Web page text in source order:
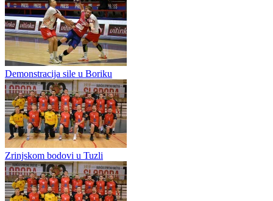
Bruka bh. rukometa: Posljednje kolo nije posljednje
Rukometni šampionat Bosne i Hercegovine definitivno je jedno od
najneorganizovanijih takmičenja u Evropi. Sinoć je odigrano šest
utakmica posljednjeg kola, dok se sedma igra danas. Ko je i kako...